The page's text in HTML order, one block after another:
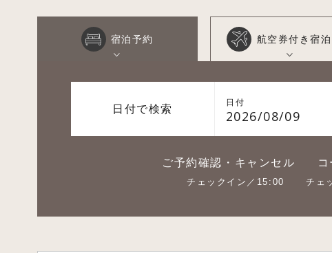
宿泊予約 航空券付き宿
日付で検索
日付
2026/08/09
ご予約確認・キャンセル
チェックイン／15:00 チェ